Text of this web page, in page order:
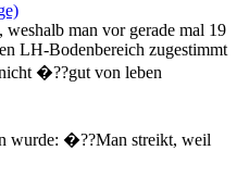
man vor gerade mal 19
LH-Bodenbereich zugestimmt
�??gut von leben
wurde: �??Man streikt, weil